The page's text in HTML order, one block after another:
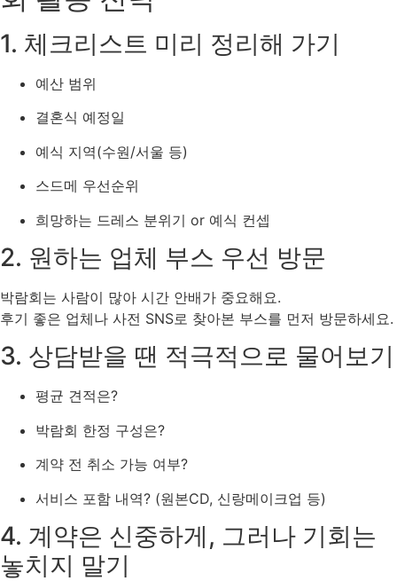
1. 체크리스트 미리 정리해 가기
예산 범위
결혼식 예정일
예식 지역(수원/서울 등)
스드메 우선순위
희망하는 드레스 분위기 or 예식 컨셉
2. 원하는 업체 부스 우선 방문
박람회는 사람이 많아 시간 안배가 중요해요.
후기 좋은 업체나 사전 SNS로 찾아본 부스를 먼저 방문하세요.
3. 상담받을 땐 적극적으로 물어보기
평균 견적은?
박람회 한정 구성은?
계약 전 취소 가능 여부?
서비스 포함 내역? (원본CD, 신랑메이크업 등)
4. 계약은 신중하게, 그러나 기회는
놓치지 말기